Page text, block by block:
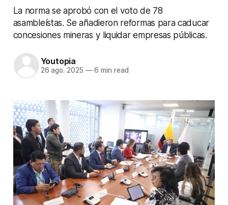
La norma se aprobó con el voto de 78
asambleístas. Se añadieron reformas para caducar
concesiones mineras y liquidar empresas públicas.
Youtopia
26 ago. 2025 —6 min read